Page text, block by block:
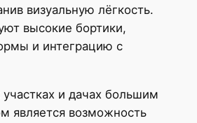
визуальную лёгкость.
высокие бортики,
и интеграцию с
и дачах большим
является возможность